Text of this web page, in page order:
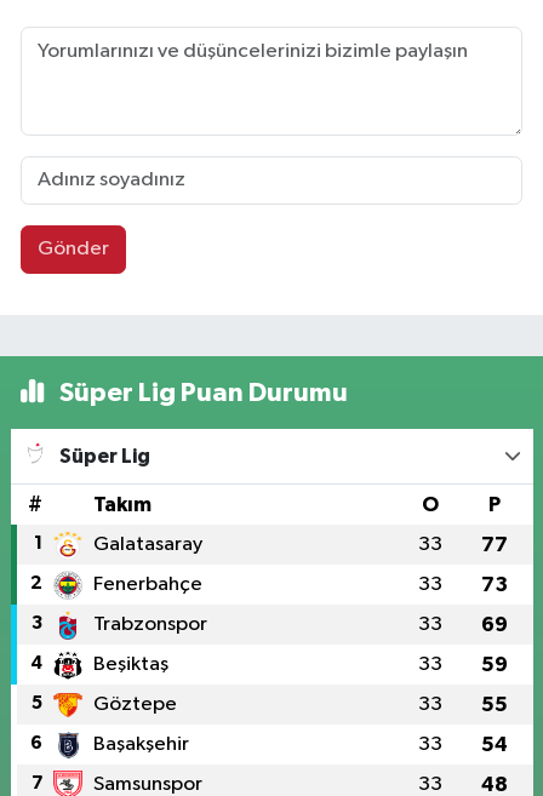
Gönder
Süper Lig Puan Durumu
Süper Lig
# Takım O P
1 Galatasaray 33 77
2 Fenerbahçe 33 73
3 Trabzonspor 33 69
4 Beşiktaş 33 59
5 Göztepe 33 55
6 Başakşehir 33 54
7 Samsunspor 33 48